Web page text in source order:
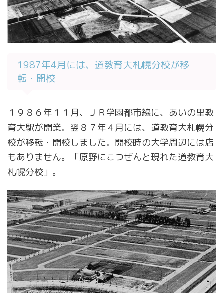
1987年4月には、道教育大札幌分校が移
転・開校
１９８６年１１月、ＪＲ学園都市線に、あいの里教
育大駅が開業。翌８７年４月には、道教育大札幌分
校が移転・開校しました。開校時の大学周辺には店
もありません。「原野にこつぜんと現れた道教育大
札幌分校」。